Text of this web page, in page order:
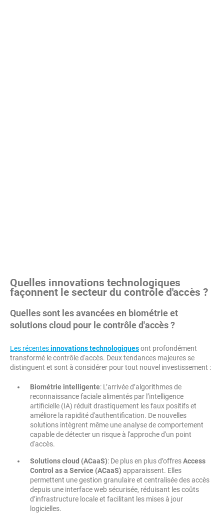
Quelles innovations technologiques
façonnent le secteur du contrôle d'accès ?
Quelles sont les avancées en biométrie et
solutions cloud pour le contrôle d'accès ?
Les récentesinnovations technologiquesont profondément
transformé le contrôle d'accès. Deux tendances majeures se
distinguent et sont à considérer pour tout nouvel investissement :
Biométrie intelligente: L’arrivée d’algorithmes de
reconnaissance faciale alimentés par l’intelligence
artificielle (IA) réduit drastiquement les faux positifs et
améliore la rapidité d'authentification. De nouvelles
solutions intègrent même une analyse de comportement
capable de détecter un risque à l'approche d'un point
d'accès.
Solutions cloud (ACaaS): De plus en plus d’offresAccess
Control as a Service (ACaaS) apparaissent. Elles
permettent une gestion granulaire et centralisée des accès
depuis une interface web sécurisée, réduisant les coûts
d’infrastructure locale et facilitant les mises à jour
logicielles.